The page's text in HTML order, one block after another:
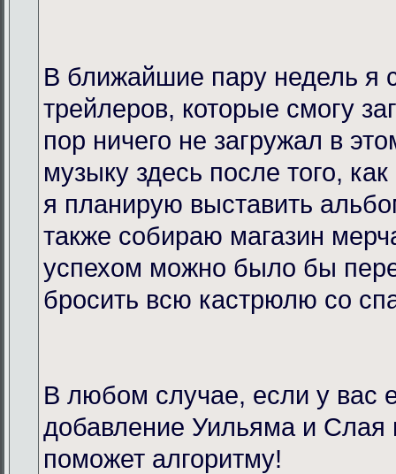
В ближайшие пару недель я
трейлеров, которые смогу
пор ничего не загружал в
музыку здесь после того,
я планирую выставить
также собираю магазин
успехом можно было бы
бросить всю кастрюлю со
В любом случае, если у вас
добавление Уильяма и Слая
поможет алгоритму!